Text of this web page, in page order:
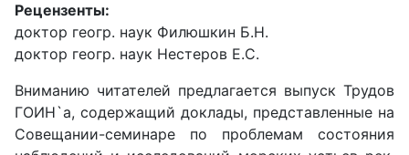
Рецензенты:
доктор геогр. наук Филюшкин Б.Н.
доктор геогр. наук Нестеров Е.С.
Вниманию читателей предлагается выпуск Трудов
ГОИН`а, содержащий доклады, представленные на
Совещании-семинаре по проблемам состояния